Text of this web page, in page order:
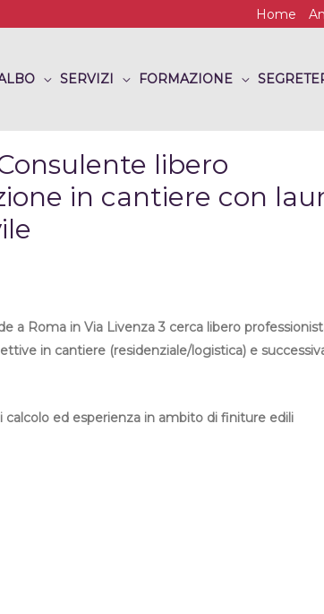
Home
SERVIZI FORMAZIONE
libero
in cantiere con
a Roma in Via Livenza 3 cerca libero
in cantiere (residenziale/logistica) e
ed esperienza in ambito di finiture edili